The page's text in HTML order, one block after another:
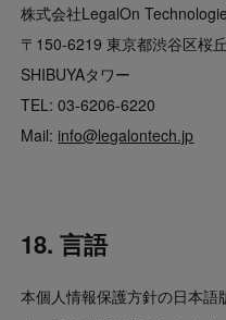
株式会社LegalOn
〒150-6219 東京都渋谷区桜
SHIBUYAタワー
TEL: 03-6206-6220
Mail: info@legalontech.jp
18. 言語
本個人情報保護方針の日本